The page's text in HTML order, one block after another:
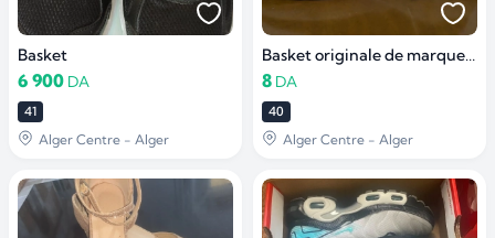
Basket
6 900 DA
41
Alger Centre - Alger
Basket originale de marque CELIO
8 DA
40
Alger Centre - Alger